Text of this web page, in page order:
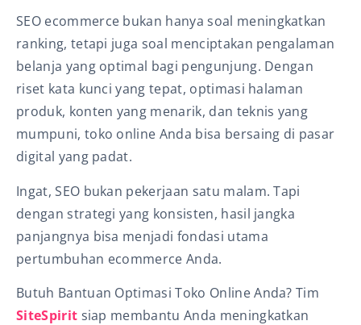
SEO ecommerce bukan hanya soal meningkatkan
ranking, tetapi juga soal menciptakan pengalaman
belanja yang optimal bagi pengunjung. Dengan
riset kata kunci yang tepat, optimasi halaman
produk, konten yang menarik, dan teknis yang
mumpuni, toko online Anda bisa bersaing di pasar
digital yang padat.
Ingat, SEO bukan pekerjaan satu malam. Tapi
dengan strategi yang konsisten, hasil jangka
panjangnya bisa menjadi fondasi utama
pertumbuhan ecommerce Anda.
Butuh Bantuan Optimasi Toko Online Anda? Tim
SiteSpirit siap membantu Anda meningkatkan